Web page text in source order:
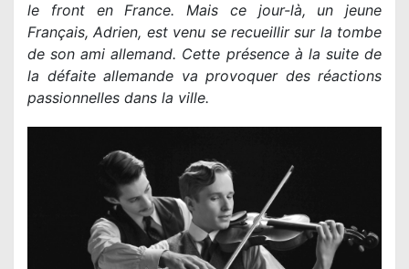
le front en France. Mais ce jour-là, un jeune
Français, Adrien, est venu se recueillir sur la tombe
de son ami allemand. Cette présence à la suite de
la défaite allemande va provoquer des réactions
passionnelles dans la ville.